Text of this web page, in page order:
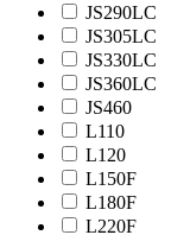
JS290LC
JS305LC
JS330LC
JS360LC
JS460
L110
L120
L150F
L180F
L220F